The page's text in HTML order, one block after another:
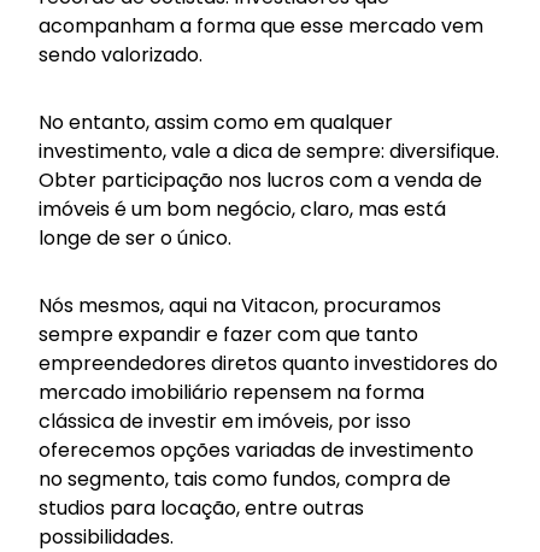
acompanham a forma que esse mercado vem
sendo valorizado.
No entanto, assim como em qualquer
investimento, vale a dica de sempre: diversifique.
Obter participação nos lucros com a venda de
imóveis é um bom negócio, claro, mas está
longe de ser o único.
Nós mesmos, aqui na Vitacon, procuramos
sempre expandir e fazer com que tanto
empreendedores diretos quanto investidores do
mercado imobiliário repensem na forma
clássica de investir em imóveis, por isso
oferecemos opções variadas de investimento
no segmento, tais como fundos, compra de
studios para locação, entre outras
possibilidades.